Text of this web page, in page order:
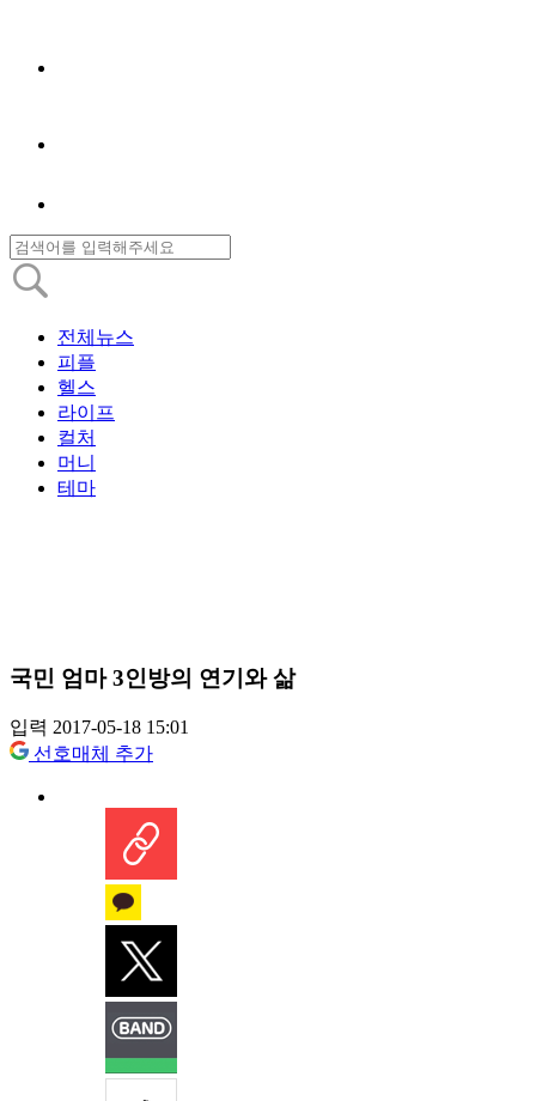
전체뉴스
피플
헬스
라이프
컬처
머니
테마
국민 엄마 3인방의 연기와 삶
입력 2017-05-18 15:01
선호매체 추가